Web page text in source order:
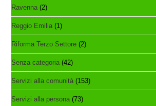
Ravenna (2)
Reggio Emilia (1)
Riforma Terzo Settore (2)
Senza categoria (42)
Servizi alla comunità (153)
Servizi alla persona (73)